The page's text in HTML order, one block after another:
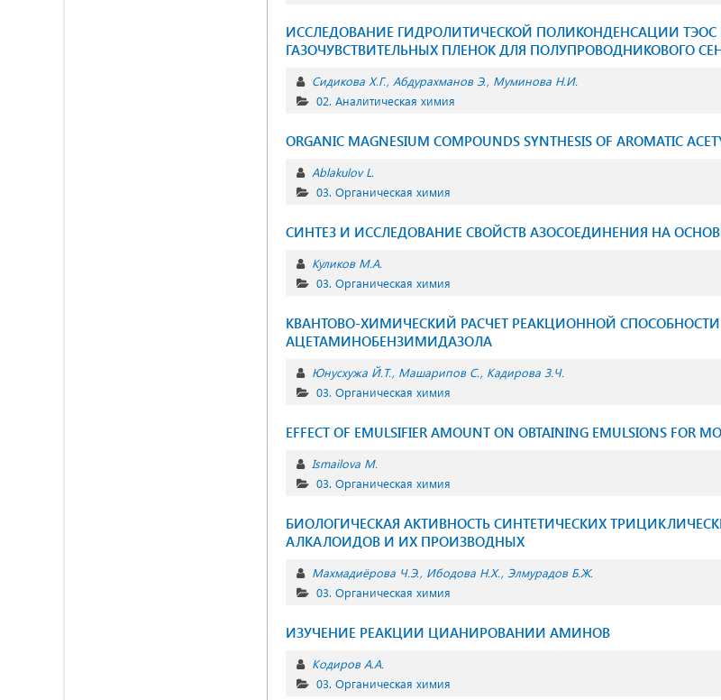
ИССЛЕДОВАНИЕ ГИДРОЛИТИЧЕСКОЙ ПОЛИКОНДЕНСАЦИИ ТЭОС
ГАЗОЧУВСТВИТЕЛЬНЫХ ПЛЕНОК ДЛЯ ПОЛУПРОВОДНИКОВОГО
Сидикова Х.Г. Абдурахманов Э. Муминова Н.И.
02. Аналитическая химия
ORGANIC MAGNESIUM COMPOUNDS SYNTHESIS OF AROMATIC
Ablakulov L.
03. Органическая химия
СИНТЕЗ И ИССЛЕДОВАНИЕ СВОЙСТВ АЗОСОЕДИНЕНИЯ НА
Куликов М.А.
03. Органическая химия
КВАНТОВО-ХИМИЧЕСКИЙ РАСЧЕТ РЕАКЦИОННОЙ
АЦЕТАМИНОБЕНЗИМИДАЗОЛА
Юнусхужа Й.Т. Машарипов С. Кадирова З.Ч.
03. Органическая химия
EFFECT OF EMULSIFIER AMOUNT ON OBTAINING EMULSIONS FOR
Ismailova M.
03. Органическая химия
БИОЛОГИЧЕСКАЯ АКТИВНОСТЬ СИНТЕТИЧЕСКИХ
АЛКАЛОИДОВ И ИХ ПРОИЗВОДНЫХ
Махмадиёрова Ч.Э. Ибодова Н.Х. Элмурадов Б.Ж.
03. Органическая химия
ИЗУЧЕНИЕ РЕАКЦИИ ЦИАНИРОВАНИИ АМИНОВ
Кодиров А.А.
03. Органическая химия